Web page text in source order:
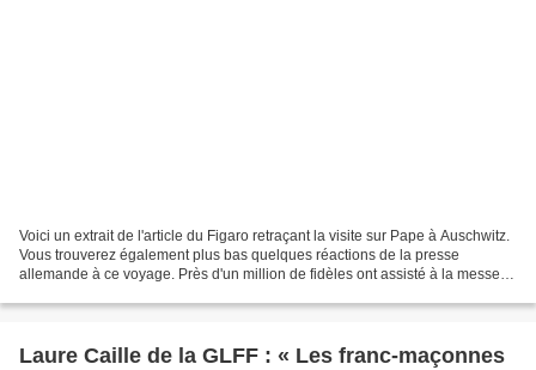
Voici un extrait de l'article du Figaro retraçant la visite sur Pape à Auschwitz.
Vous trouverez également plus bas quelques réactions de la presse
allemande à ce voyage. Près d'un million de fidèles ont assisté à la messe
Laure Caille de la GLFF : « Les franc-maçonnes